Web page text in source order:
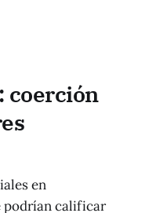
coerción
en
podrían calificar